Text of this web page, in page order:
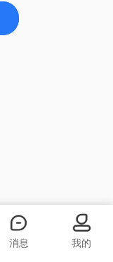
消息 我的